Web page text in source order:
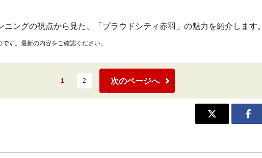
ニングの視点から見た、「プラウドシティ赤羽」の魅力を紹介します。
す。最新の内容をご確認ください。
1 2 次のページへ